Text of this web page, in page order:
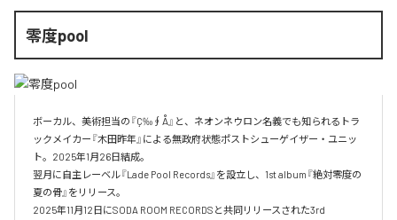
零度pool
ボーカル、美術担当の『Ç‰∮Å』と、ネオンネウロン名義でも知られるトラ
ックメイカー『木田昨年』による無政府状態ポストシューゲイザー・ユニッ
ト。2025年1月26日結成。
翌月に自主レーベル『Lade Pool Records』を設立し、1st album『絶対零度の
夏の骨』をリリース。
2025年11月12日にSODA ROOM RECORDSと共同リリースされた3rd